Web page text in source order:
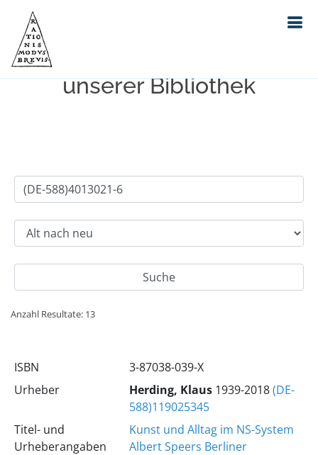
Einfache Suche im Bestand
unserer Bibliothek
Anzahl Resultate: 13
ISBN
3-87038-039-X
Urheber
Herding, Klaus1939-2018(DE-
588)119025345
Titel- und
Urheberangaben
Kunst und Alltag im NS-System
Albert Speers Berliner